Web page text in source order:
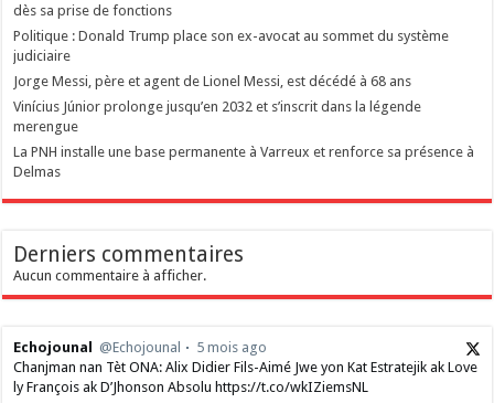
dès sa prise de fonctions
Politique : Donald Trump place son ex-avocat au sommet du système
judiciaire
Jorge Messi, père et agent de Lionel Messi, est décédé à 68 ans
Vinícius Júnior prolonge jusqu’en 2032 et s’inscrit dans la légende
merengue
La PNH installe une base permanente à Varreux et renforce sa présence à
Delmas
Derniers commentaires
Aucun commentaire à afficher.
Echojounal @Echojounal
5 mois ago
Chanjman nan Tèt ONA: Alix Didier Fils-Aimé Jwe yon Kat Estratejik ak Love
ly François ak D’Jhonson Absolu https://t.co/wkIZiemsNL